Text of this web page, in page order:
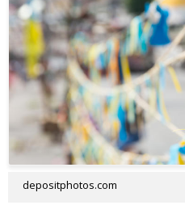
depositphotos.com